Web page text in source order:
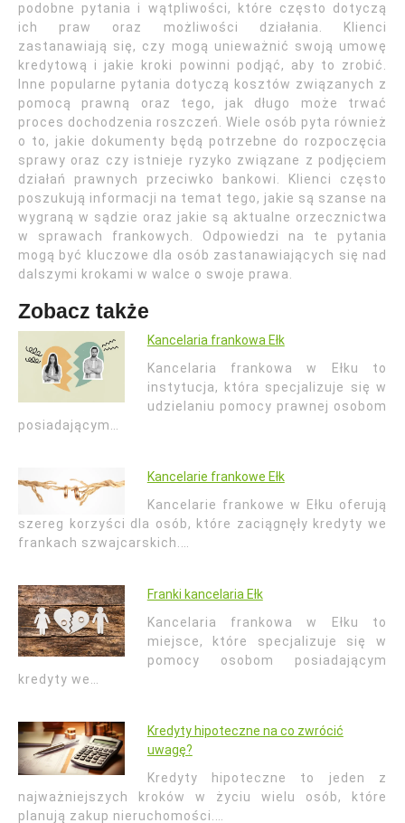
podobne pytania i wątpliwości, które często dotyczą
ich praw oraz możliwości działania. Klienci
zastanawiają się, czy mogą unieważnić swoją umowę
kredytową i jakie kroki powinni podjąć, aby to zrobić.
Inne popularne pytania dotyczą kosztów związanych z
pomocą prawną oraz tego, jak długo może trwać
proces dochodzenia roszczeń. Wiele osób pyta również
o to, jakie dokumenty będą potrzebne do rozpoczęcia
sprawy oraz czy istnieje ryzyko związane z podjęciem
działań prawnych przeciwko bankowi. Klienci często
poszukują informacji na temat tego, jakie są szanse na
wygraną w sądzie oraz jakie są aktualne orzecznictwa
w sprawach frankowych. Odpowiedzi na te pytania
mogą być kluczowe dla osób zastanawiających się nad
dalszymi krokami w walce o swoje prawa.
Zobacz także
Kancelaria frankowa Ełk
Kancelaria frankowa w Ełku to
instytucja, która specjalizuje się w
udzielaniu pomocy prawnej osobom
posiadającym…
Kancelarie frankowe Ełk
Kancelarie frankowe w Ełku oferują
szereg korzyści dla osób, które zaciągnęły kredyty we
frankach szwajcarskich.…
Franki kancelaria Ełk
Kancelaria frankowa w Ełku to
miejsce, które specjalizuje się w
pomocy osobom posiadającym
kredyty we…
Kredyty hipoteczne na co zwrócić
uwagę?
Kredyty hipoteczne to jeden z
najważniejszych kroków w życiu wielu osób, które
planują zakup nieruchomości.…